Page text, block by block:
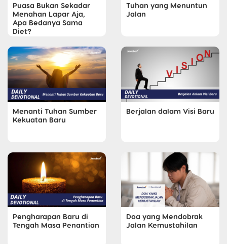
Puasa Bukan Sekadar
Menahan Lapar Aja,
Apa Bedanya Sama
Diet?
Tuhan yang Menuntun
Jalan
Menanti Tuhan Sumber
Kekuatan Baru
Berjalan dalam Visi Baru
Pengharapan Baru di
Tengah Masa Penantian
Doa yang Mendobrak
Jalan Kemustahilan